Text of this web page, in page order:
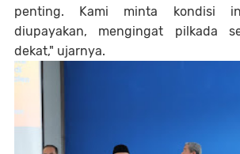
penting. Kami minta kondisi
diupayakan, mengingat pilkada
dekat," ujarnya.